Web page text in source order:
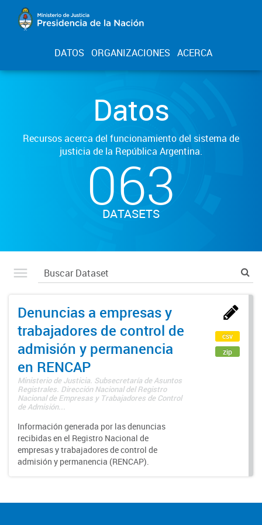
DATOS ORGANIZACIONES ACERCA
Datos
Recursos acerca del funcionamiento del sistema de
justicia de la República Argentina.
063
DATASETS
Denuncias a empresas y
trabajadores de control de
admisión y permanencia
en RENCAP
Ministerio de Justicia. Subsecretaría de Asuntos
Registrales. Dirección Nacional del Registro
Nacional de Empresas y Trabajadores de Control
de Admisión...
Información generada por las denuncias
recibidas en el Registro Nacional de
empresas y trabajadores de control de
admisión y permanencia (RENCAP).
csv
zip